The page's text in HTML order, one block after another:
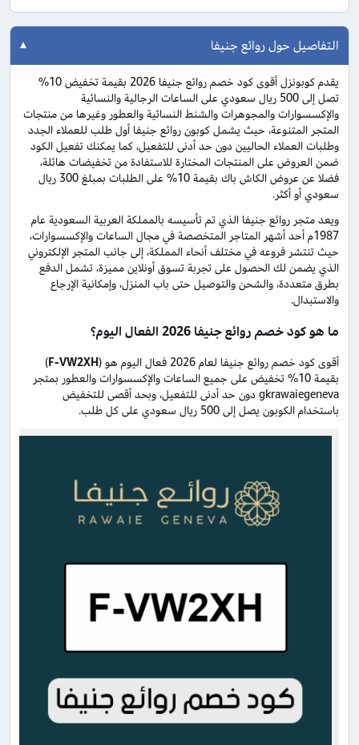
التفاصيل حول روائع جنيفا
يقدم كوبونزل أقوى كود خصم روائع جنيفا 2026 بقيمة تخفيض 10%
تصل إلى 500 ريال سعودي على الساعات الرجالية والنسائية
والإكسسوارات والمجوهرات والشنط النسائية والعطور وغيرها من منتجات
المتجر المتنوعة، حيث يشمل كوبون روائع جنيفا أول طلب للعملاء الجدد
وطلبات العملاء الحاليين دون حد أدنى للتفعيل، كما يمكنك تفعيل الكود
ضمن العروض على المنتجات المختارة للاستفادة من تخفيضات هائلة،
فضلا عن عروض الكاش باك بقيمة 10% على الطلبات بمبلغ 300 ريال
سعودي أو أكثر.
ويعد متجر روائع جنيفا الذي تم تأسيسه بالمملكة العربية السعودية عام
1987م أحد أشهر المتاجر المتخصصة في مجال الساعات والإكسسوارات،
حيث تنتشر فروعه في مختلف أنحاء المملكة، إلى جانب المتجر الإلكتروني
الذي يضمن لك الحصول على تجربة تسوق أونلاين مميزة، تشمل الدفع
بطرق متعددة، والشحن والتوصيل حتى باب المنزل، وإمكانية الإرجاع
والاستبدال.
ما هو كود خصم روائع جنيفا 2026 الفعال اليوم؟
أقوى كود خصم روائع جنيفا لعام 2026 فعال اليوم هو ( F-VW2XH
)
بقيمة 10% تخفيض على جميع الساعات والإكسسوارات والعطور بمتجر
gkrawaiegeneva دون حد أدنى للتفعيل، وبحد أقصى للتخفيض
باستخدام الكوبون يصل إلى 500 ريال سعودي على كل طلب.